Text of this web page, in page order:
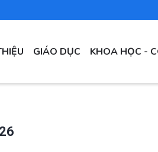
GIÁO DỤC KHOA HỌC -